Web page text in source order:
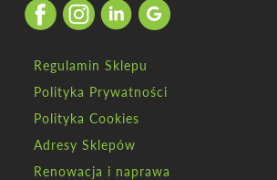
Regulamin Sklepu
Polityka Prywatności
Polityka Cookies
Adresy Sklepów
Renowacja i naprawa